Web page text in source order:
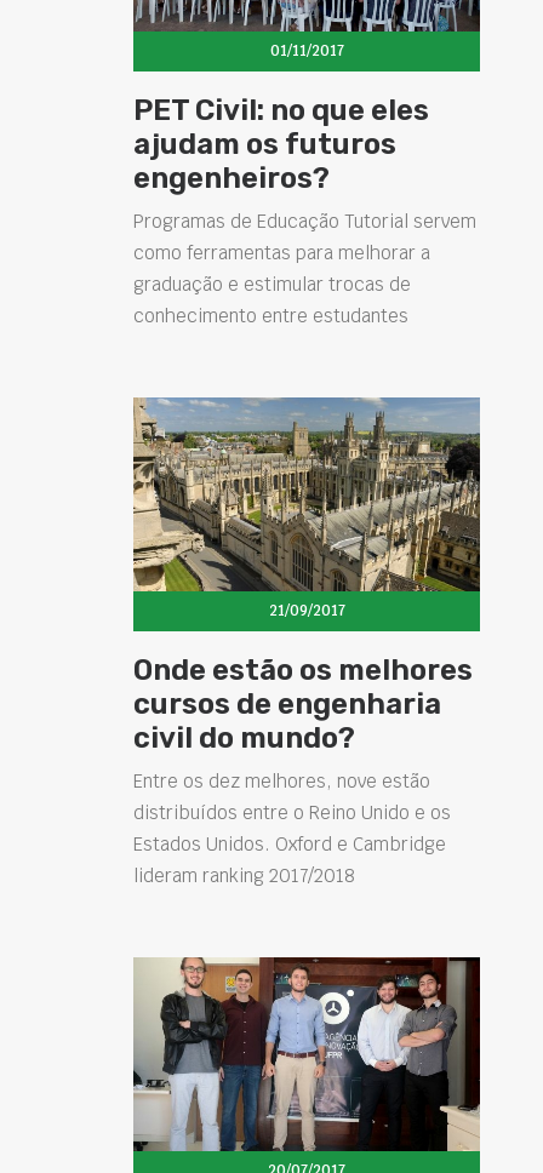
01/11/2017
PET Civil: no que eles
ajudam os futuros
engenheiros?
Programas de Educação Tutorial servem
como ferramentas para melhorar a
graduação e estimular trocas de
conhecimento entre estudantes
21/09/2017
Onde estão os melhores
cursos de engenharia
civil do mundo?
Entre os dez melhores, nove estão
distribuídos entre o Reino Unido e os
Estados Unidos. Oxford e Cambridge
lideram ranking 2017/2018